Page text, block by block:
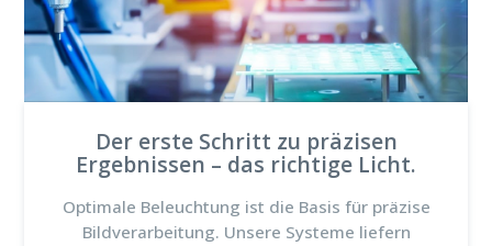
Der erste Schritt zu präzisen
Ergebnissen – das richtige Licht.
Optimale Beleuchtung ist die Basis für präzise
Bildverarbeitung. Unsere Systeme liefern